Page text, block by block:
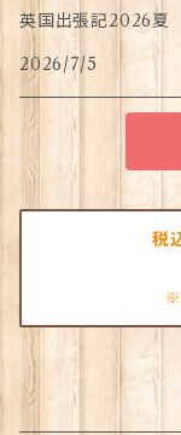
英国出張記2026夏
2026/7/5
税
※